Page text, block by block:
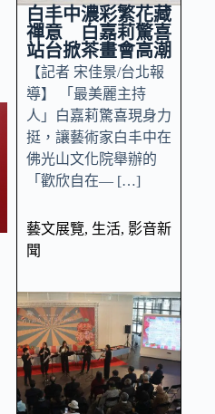
白丰中濃彩繁花藏
禪意 白嘉莉驚喜
站台掀茶畫會高潮
【記者 宋佳景/台北報
導】 「最美麗主持
人」白嘉莉驚喜現身力
挺，讓藝術家白丰中在
佛光山文化院舉辦的
「歡欣自在— […]
藝文展覽, 生活, 影音新
聞